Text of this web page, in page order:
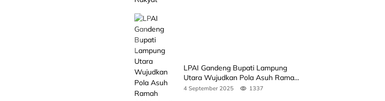
LPAI Gandeng Bupati Lampung
Utara Wujudkan Pola Asuh Ramah
Anak Lewat Seminar Kak Seto, Ini
4 September 2025 1337